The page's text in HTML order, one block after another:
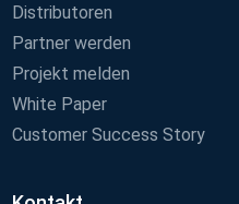
Distributoren
Partner werden
Projekt melden
White Paper
Customer Success Story